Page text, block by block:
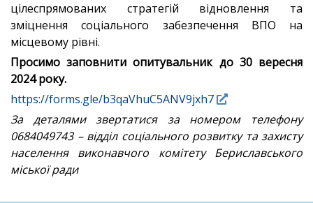
цілеспрямованих стратегій відновлення та
зміцнення соціального забезпечення ВПО на
місцевому рівні.
Просимо заповнити опитувальник до 30 вересня
2024 року.
https://forms.gle/b3qaVhuC5ANV9jxh7
За деталями звертатися за номером телефону
0684049743 – відділ соціального розвитку та захисту
населення виконавчого комітету Бериславського
міської ради